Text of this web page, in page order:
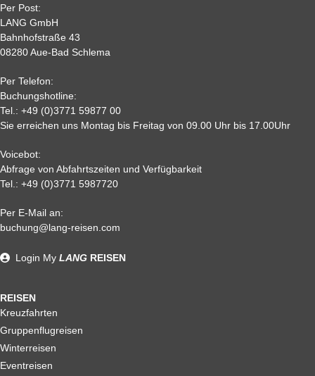
7
2
Alle weiteren Stronierungsbedingungen entnehmen Sie bitte
unseren AGB. Wir empfehlen Ihnen den Abschluss einer
Reiserücktrittskostenversicherung
Per Post:
LANG GmbH
Bahnhofstraße 43
08280 Aue-Bad Schlema
Per Telefon:
Buchungshotline:
Tel.: +49 (0)3771 59877 00
Sie erreichen uns Montag bis Freitag von 09.00 Uhr bis 17.00Uhr
Voicebot:
Abfrage von Abfahrtszeiten und Verfügbarkeit
Tel.: +49 (0)3771 5987720
Per E-Mail an:
buchung@lang-reisen.com
REISEN
Kreuzfahrten
Gruppenflugreisen
Winterreisen
Eventreisen
Login My LANG REISEN